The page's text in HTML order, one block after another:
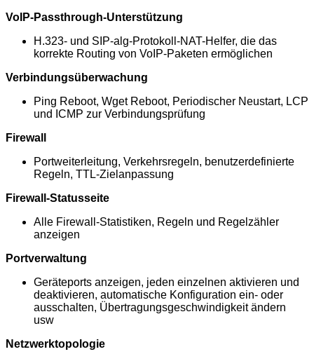
VoIP-Passthrough-Unterstützung
H.323- und SIP-alg-Protokoll-NAT-Helfer, die das
korrekte Routing von VoIP-Paketen ermöglichen
Verbindungsüberwachung
Ping Reboot, Wget Reboot, Periodischer Neustart, LCP
und ICMP zur Verbindungsprüfung
Firewall
Portweiterleitung, Verkehrsregeln, benutzerdefinierte
Regeln, TTL-Zielanpassung
Firewall-Statusseite
Alle Firewall-Statistiken, Regeln und Regelzähler
anzeigen
Portverwaltung
Geräteports anzeigen, jeden einzelnen aktivieren und
deaktivieren, automatische Konfiguration ein- oder
ausschalten, Übertragungsgeschwindigkeit ändern
usw
Netzwerktopologie